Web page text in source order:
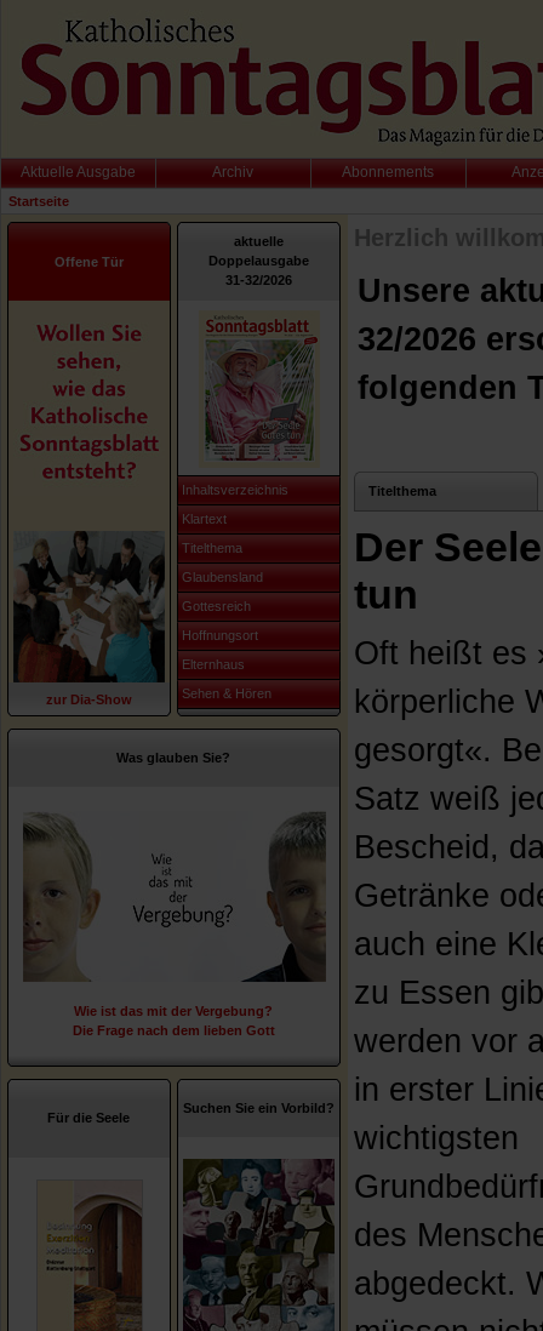
Aktuelle Ausgabe Archiv Abonnements
Startseite
Offene Tür
zur Dia-Show
aktuelle
Doppelausgabe
31-32/2026
Inhaltsverzeichnis
Klartext
Titelthema
Glaubensland
Gottesreich
Hoffnungsort
Elternhaus
Sehen & Hören
Was glauben Sie?
Wie ist das mit der Vergebung?
Die Frage nach dem lieben Gott
Für die Seele
Suchen Sie ein Vorbild?
Herzlich
Unsere
32/2026
folgenden
Titelthema
Der
tun
Oft heißt es
körperliche
gesorgt«.
Satz weiß
Bescheid,
Getränke
auch eine
zu Essen
werden vor
in erster
wichtigsten
des
abgedeckt.